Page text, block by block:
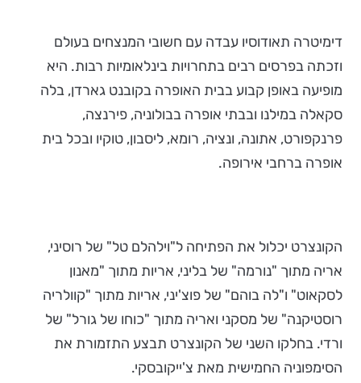
דימיטרה תאודוסיו עבדה עם חשובי המנצחים בעולם
וזכתה בפרסים רבים בתחרויות בינלאומיות רבות. היא
מופיעה באופן קבוע בבית האופרה בקובנט גארדן, בלה
סקאלה במילנו ובבתי אופרה בבולוניה, פירנצה,
פרנקפורט, אתונה, ונציה, רומא, ליסבון, טוקיו ובכל בית
אופרה ברחבי אירופה.
הקונצרט יכלול את הפתיחה ל"וילהלם טל" של רוסיני,
אריה מתוך "נורמה" של בליני, אריות מתוך "מאנון
לסקאוט" ו"לה בוהם" של פוצ'יני, אריות מתוך "קוולריה
רוסטיקנה" של מסקני ואריה מתוך "כוחו של גורל" של
ורדי. בחלקו השני של הקונצרט תבצע התזמורת את
הסימפוניה החמישית מאת צ'ייקובסקי.